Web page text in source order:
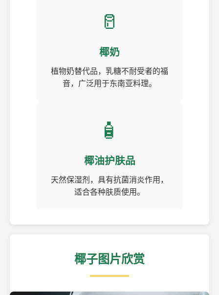
🥛
椰奶
植物奶替代品，乳糖不耐受者的福
音，广泛用于东南亚料理。
🧴
椰油护肤品
天然保湿剂，具有抗菌消炎作用，
适合各种肤质使用。
椰子图片欣赏